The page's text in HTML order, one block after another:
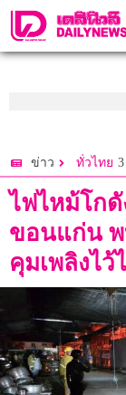
ข่าว ทั่วไทย
ไฟไหม้โกดั
ขอนแก่น พ
คุมเพลิงไว้